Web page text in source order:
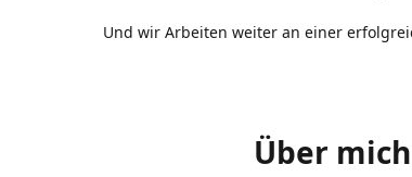
Und wir Arbeiten weiter an einer
Über